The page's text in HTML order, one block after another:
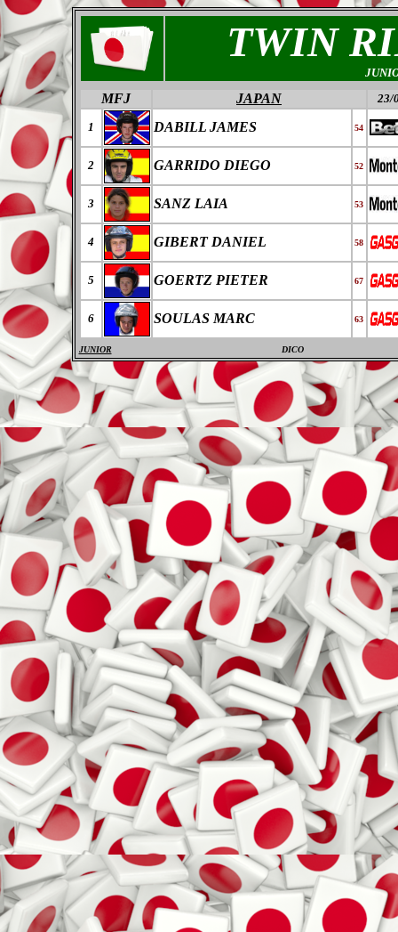
TWIN
MFJ JAPAN 23/
1 DABILL JAMES 54
2 GARRIDO DIEGO 52
3 SANZ LAIA 53
4 GIBERT DANIEL 58
5 GOERTZ PIETER 67
6 SOULAS MARC 63
JUNIOR DICO